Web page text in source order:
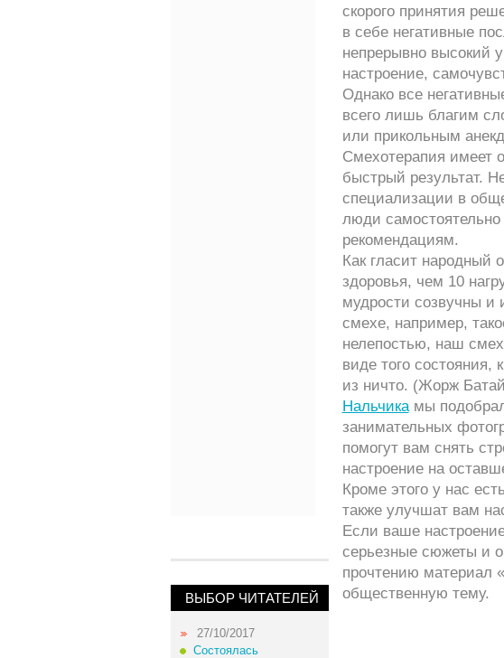
ВЫБОР ЧИТАТЕЛЕЙ
27/10/2017
Состоялась
скорого принятия
в себе негативные
непрерывно высокий
настроение,
Однако все
всего лишь благим
или прикольным
Смехотерапия имеет
быстрый результат.
специализации в
люди
рекомендациям.
Как гласит народный
здоровья, чем 10
мудрости созвучны
смехе, например,
нелепостью, наш
виде того
из ничто. (Жорж
Нальчикамы
занимательных
помогут вам снять
настроение на
Кроме этого у нас
также улучшат вам
Если ваше
серьезные сюжеты и
прочтению материал «
общественную тему.